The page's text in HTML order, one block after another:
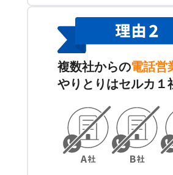
複数社からの電話営
やりとりはセルカ１